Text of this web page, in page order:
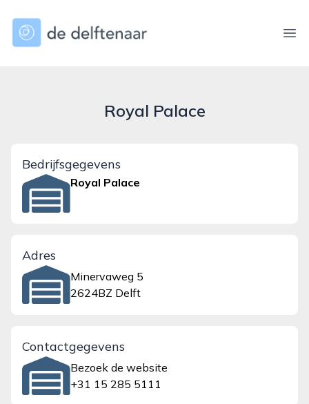
dedelftenaar.nl
Royal Palace
Bedrijfsgegevens
Royal Palace
Adres
Minervaweg 5
2624BZ Delft
Contactgegevens
Bezoek de website
+31 15 285 5111